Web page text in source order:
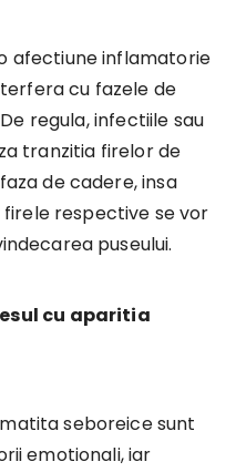
afectiune inflamatorie
cu fazele de
regula, infectiile sau
tranzitia firelor de
de cadere, insa
respective se vor
puseului.
cu aparitia
seboreice sunt
emotionali, iar